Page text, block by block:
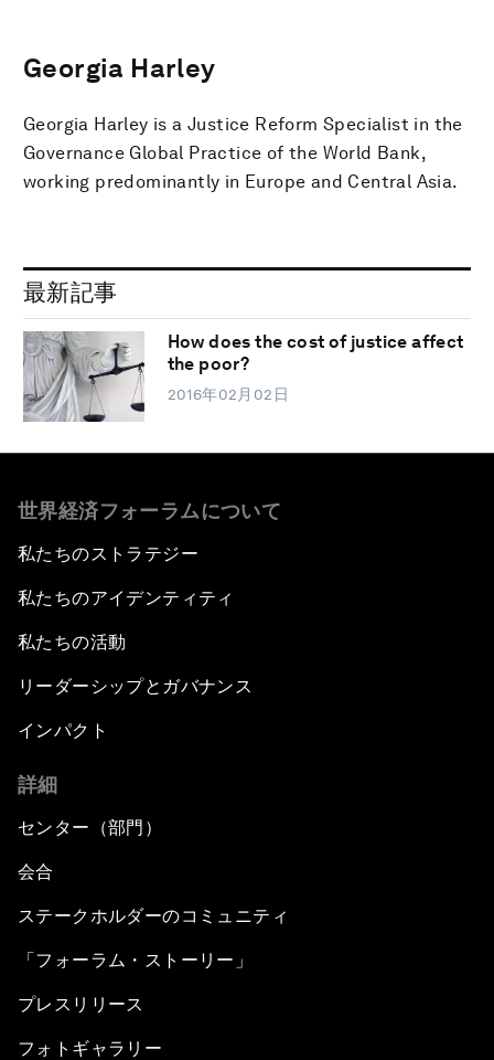
Georgia Harley
Georgia Harley is a Justice Reform Specialist in the
Governance Global Practice of the World Bank,
working predominantly in Europe and Central Asia.
最新記事
How does the cost of justice affect
the poor?
2016年02月02日
世界経済フォーラムについて
私たちのストラテジー
私たちのアイデンティティ
私たちの活動
リーダーシップとガバナンス
インパクト
詳細
センター（部門）
会合
ステークホルダーのコミュニティ
「フォーラム・ストーリー」
プレスリリース
フォトギャラリー